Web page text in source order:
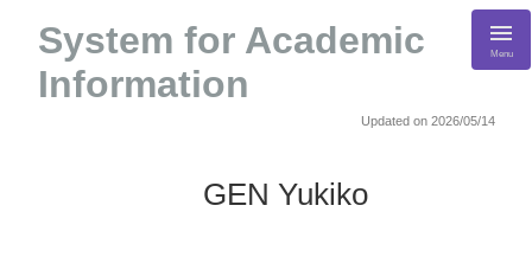
System for Academic
Information
Menu
Updated on 2026/05/14
GEN Yukiko